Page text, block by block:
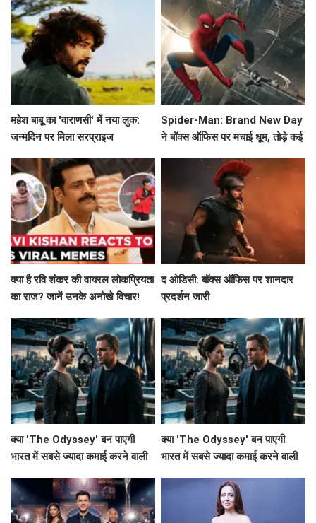
महेश बाबू का 'वाराणसी' में नया लुक:
जन्मदिन पर मिला सरप्राइज
Spider-Man: Brand New Day
ने बॉक्स ऑफिस पर मचाई धूम, तोड़े कई
क्या है रवि शंकर की वायरल लोकप्रियता
का राज? जानें उनके अनोखे विचार!
द ओडिसी: बॉक्स ऑफिस पर शानदार
प्रदर्शन जारी
क्या 'The Odyssey' बन पाएगी
भारत में सबसे ज्यादा कमाई करने वाली
क्या 'The Odyssey' बन पाएगी
भारत में सबसे ज्यादा कमाई करने वाली